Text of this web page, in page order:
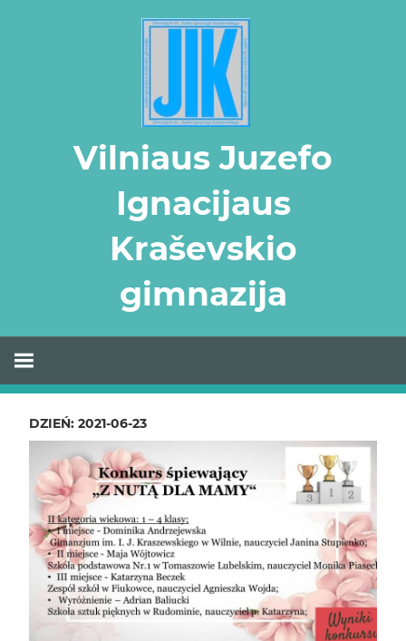
Vilniaus Juzefo
Ignacijaus
Kraševskio
gimnazija
DZIEŃ: 2021-06-23